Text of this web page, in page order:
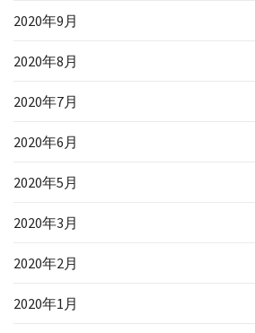
2020年9月
2020年8月
2020年7月
2020年6月
2020年5月
2020年3月
2020年2月
2020年1月